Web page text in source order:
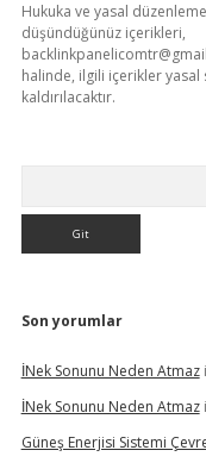
Hukuka ve yasal
düşündüğünüz içerikleri,
halinde, ilgili içerikler
kaldırılacaktır.
Son yorumlar
İNek Sonunu Neden Atmaz
İNek Sonunu Neden Atmaz
Güneş Enerjisi Sistemi